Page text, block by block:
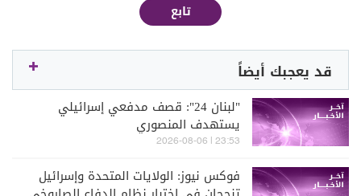
تابع
قد يعجبك أيضاً
"لبنان 24": قصف مدفعي إسرائيلي
يستهدف المنصوري
23:53 | 2026-08-06
فوكس نيوز: الولايات المتحدة وإسرائيل